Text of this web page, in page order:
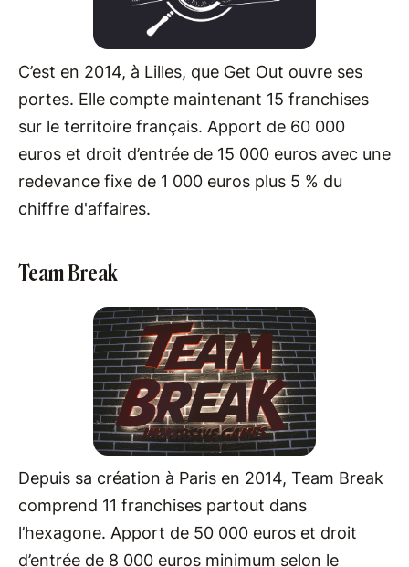
C’est en 2014, à Lilles, que Get Out ouvre ses
portes. Elle compte maintenant 15 franchises
sur le territoire français. Apport de 60 000
euros et droit d’entrée de 15 000 euros avec une
redevance fixe de 1 000 euros plus 5 % du
chiffre d'affaires.
Team Break
Depuis sa création à Paris en 2014, Team Break
comprend 11 franchises partout dans
l’hexagone. Apport de 50 000 euros et droit
d’entrée de 8 000 euros minimum selon le